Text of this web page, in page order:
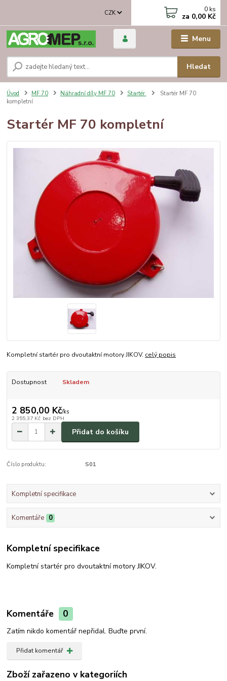
Menu
CZK
Hledat
0 ks
za 0,00 Kč
Úvod MF 70 Náhradní díly MF 70 Startér
Startér MF 70
kompletní
Startér MF 70 kompletní
Kompletní startér pro dvoutaktní motory JIKOV. celý popis
Dostupnost Skladem
2 850,00 Kč/ks
2 355,37 Kč bez DPH
Přidat do košíku
Číslo produktu: S01
Kompletní specifikace
Komentáře 0
Kompletní specifikace
Kompletní startér pro dvoutaktní motory JIKOV.
Komentáře 0
Zatím nikdo komentář nepřidal. Buďte první.
Přidat komentář
Zboží zařazeno v kategoriích